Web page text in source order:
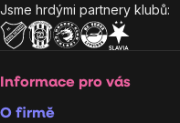
Jsme hrdými partnery klubů:
Informace pro vás
O firmě